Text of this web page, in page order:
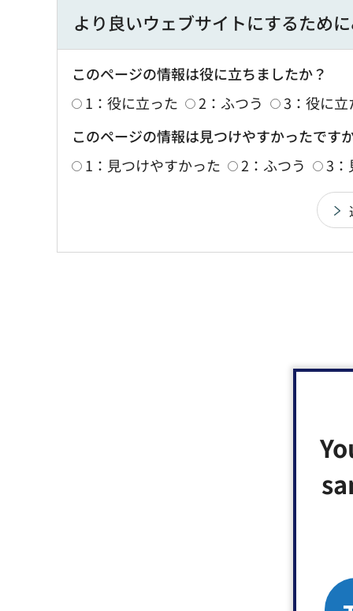
より良いウェブサイトにするため
このページの情報は役に立ちましたか？
1：役に立った
2：ふつう
3：役に
このページの情報は見つけやすかったです
1：見つけやすかった
2：ふつう 3：